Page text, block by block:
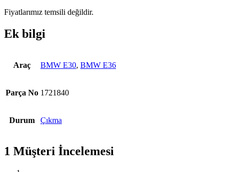
Fiyatlarımız temsili değildir.
Ek bilgi
Araç BMW E30, BMW E36
Parça No 1721840
Durum Çıkma
1 Müşteri İncelemesi